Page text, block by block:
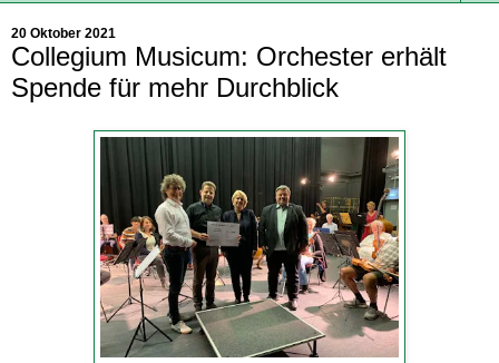
20 Oktober 2021
Collegium Musicum: Orchester erhält
Spende für mehr Durchblick